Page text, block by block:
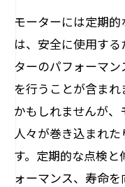
モーターには定期
は、安全に使用す
ターのパフォーマ
を行うことが含ま
かもしれませんが、
人々が巻き込まれ
す。定期的な点検
ォーマンス、寿命